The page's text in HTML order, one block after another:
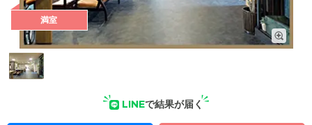
受付・エントランス: 受付カウンターとくつろげる椅子が並
満室
LINEで結果が届く